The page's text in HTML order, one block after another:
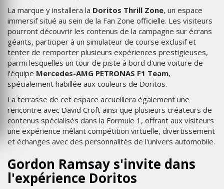
La marque y installera la Doritos Thrill Zone, un espace
immersif situé au sein de la Fan Zone officielle. Les visiteurs
pourront découvrir les contenus de la campagne sur écrans
géants, participer à un simulateur de course exclusif et
tenter de remporter plusieurs expériences prestigieuses,
parmi lesquelles un tour de piste à bord d'une voiture de
l'équipe Mercedes-AMG PETRONAS F1 Team,
spécialement habillée aux couleurs de Doritos.
La terrasse de cet espace accueillera également une
rencontre avec David Croft ainsi que plusieurs créateurs de
contenus spécialisés dans la Formule 1, offrant aux visiteurs
une expérience mêlant compétition virtuelle, divertissement
et échanges avec des personnalités de l'univers automobile.
Gordon Ramsay s'invite dans
l'expérience Doritos